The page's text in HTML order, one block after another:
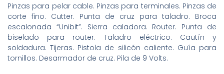
Pinzas para pelar cable. Pinzas para terminales. Pinzas de
corte fino. Cutter. Punta de cruz para taladro. Broca
escalonada “Unibit”. Sierra caladora. Router. Punta de
biselado para router. Taladro eléctrico. Cautín y
soldadura. Tijeras. Pistola de silicón caliente. Guía para
tornillos. Desarmador de cruz. Pila de 9 Volts.